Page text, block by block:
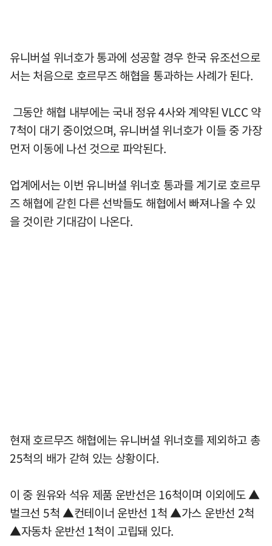
유니버설 위너호가 통과에 성공할 경우 한국 유조선으로
서는 처음으로 호르무즈 해협을 통과하는 사례가 된다.
그동안 해협 내부에는 국내 정유 4사와 계약된 VLCC 약
7척이 대기 중이었으며, 유니버셜 위너호가 이들 중 가장
먼저 이동에 나선 것으로 파악된다.
업계에서는 이번 유니버셜 위너호 통과를 계기로 호르무
즈 해협에 갇힌 다른 선박들도 해협에서 빠져나올 수 있
을 것이란 기대감이 나온다.
현재 호르무즈 해협에는 유니버셜 위너호를 제외하고 총
25척의 배가 갇혀 있는 상황이다.
이 중 원유와 석유 제품 운반선은 16척이며 이외에도 ▲
벌크선 5척 ▲컨테이너 운반선 1척 ▲가스 운반선 2척
▲자동차 운반선 1척이 고립돼 있다.